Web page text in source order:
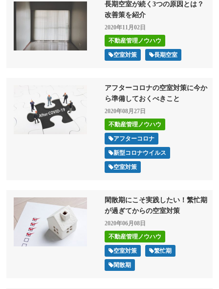
長期空室が続く3つの原因とは？
改善策を紹介
2020年11月02日
不動産管理ノウハウ
空室対策 長期空室
アフターコロナの空室対策に今か
ら準備しておくべきこと
2020年08月27日
不動産管理ノウハウ
アフターコロナ
新型コロナウイルス
空室対策
閑散期にこそ実践したい！繁忙期
が過ぎてからの空室対策
2020年06月08日
不動産管理ノウハウ
空室対策 繁忙期
閑散期